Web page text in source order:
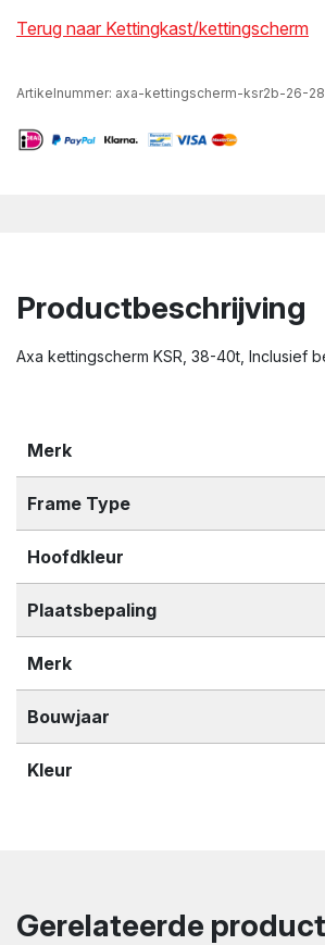
Terug naar Kettingkast/kettingscherm
Artikelnummer: axa-kettingscherm-ksr2b-26-
Productbeschrijving
Axa kettingscherm KSR, 38-40t, Inclusief
Merk
Frame Type
Hoofdkleur
Plaatsbepaling
Merk
Bouwjaar
Kleur
Gerelateerde